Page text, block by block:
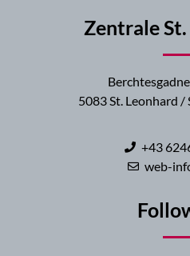
Zentrale
5083 St. Leonhard /
+43
web-